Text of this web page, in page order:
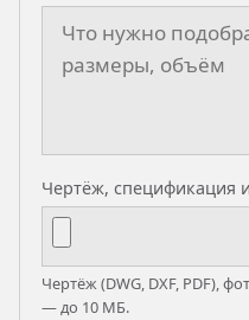
Чертёж, спецификация
Чертёж (DWG, DXF, PDF),
— до 10 МБ.